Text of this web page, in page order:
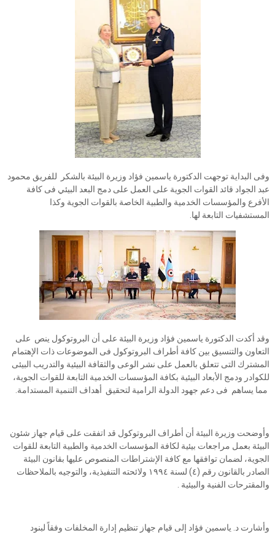
وفى البداية توجهت الدكتورة ياسمين فؤاد وزيرة البيئة بالشكر للفريق محمود
عبد الجواد قائد القوات الجوية على العمل على دمج البعد البيئي فى كافة
الأفرع والمؤسسات الخدمية والطبية الخاصة بالقوات الجوية وكذا
المستشفيات التابعة لها.
وقد أكدت الدكتورة ياسمين فؤاد وزيرة البيئة على أن البروتوكول ينص على
التعاون والتنسيق بين كافة أطراف البروتوكول فى الموضوعات ذات الإهتمام
المشترك التى تتعلق بالعمل على نشر الوعى والثقافة البيئية والتدريب البيئى
للكوادر ودمج الأبعاد البيئية بكافة المؤسسات الخدمية التابعة للقوات الجوية،
مما يساهم فى دعم جهود الدولة الرامية لتحقيق أهداف التنمية المستدامة.
وأوضحت وزيرة البيئة أن أطراف البروتوكول قد اتفقت على قيام جهاز شئون
البيئة بعمل مراجعات بيئية لكافة المؤسسات الخدمية والطبية التابعة للقوات
الجوية، لضمان توافقها مع كافة الإشتراطات المنصوص عليها بقانون البيئة
الصادر بالقانون رقم (٤) لسنة ۱۹۹٤ ولائحته التنفيذية، والتوجيه بالملاحظات
والمقترحات الفنية والبيئية .
وأشارت د. ياسمين فؤاد إلى قيام جهاز تنظيم إدارة المخلفات وفقاً لبنود